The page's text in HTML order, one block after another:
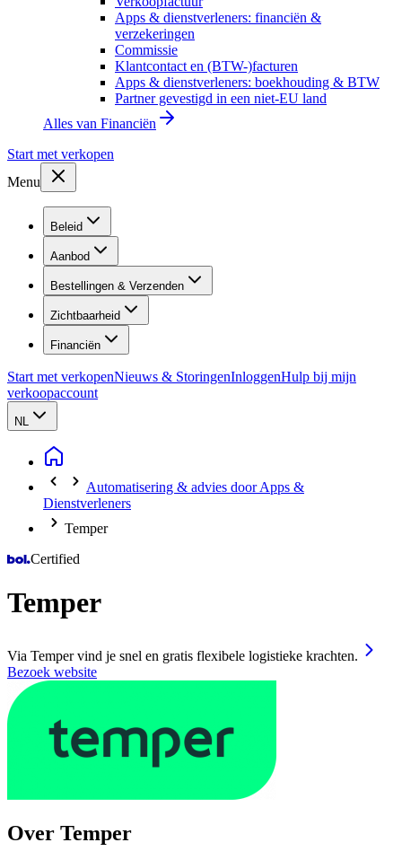
Apps & dienstverleners: financiën &
verzekeringen
Commissie
Klantcontact en (BTW-)facturen
Apps & dienstverleners: boekhouding & BTW
Partner gevestigd in een niet-EU land
Alles van Financiën
Start met verkopen
Menu
Beleid
Aanbod
Bestellingen & Verzenden
Zichtbaarheid
Financiën
Start met verkopenNieuws & StoringenInloggenHulp bij mijn
verkoopaccount
NL
Automatisering & advies door Apps &
Dienstverleners
Temper
Certified
Temper
Via Temper vind je snel en gratis flexibele logistieke krachten.
Bezoek website
Over Temper